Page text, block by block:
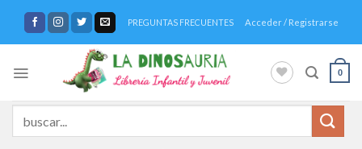
contenido
PREGUNTAS FRECUENTES Acceder / Registrarse
0